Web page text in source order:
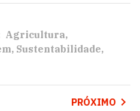
Agricultura
Sustentabilidade
PRÓXIMO